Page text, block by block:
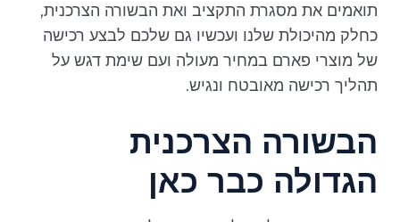
תואמים את מסגרת התקציב ואת הבשורה הצרכנית,
כחלק מהיכולת שלנו ועכשיו גם שלכם לבצע רכישה
של מוצרי פארם במחיר מעולה ועם שימת דגש על
תהליך רכישה מאובטח ונגיש.
הבשורה הצרכנית
הגדולה כבר כאן